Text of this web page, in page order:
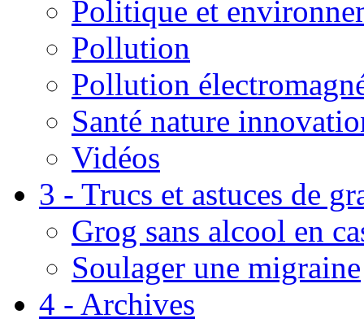
Politique et
Pollution
Pollution
Santé nature
Vidéos
3 - Trucs et astuces de
Grog sans alcool en
Soulager une migraine
4 - Archives